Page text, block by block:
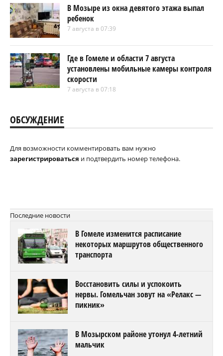
В Мозыре из окна девятого этажа выпал
ребенок
7 августа в 07:39
Где в Гомеле и области 7 августа
установлены мобильные камеры контроля
скорости
7 августа в 07:18
ОБСУЖДЕНИЕ
Для возможности комментировать вам нужно
зарегистрироваться и подтвердить номер телефона.
Последние новости
В Гомеле изменится расписание
некоторых маршрутов общественного
транспорта
Восстановить силы и успокоить
нервы. Гомельчан зовут на «Релакс —
пикник»
В Мозырском районе утонул 4-летний
мальчик